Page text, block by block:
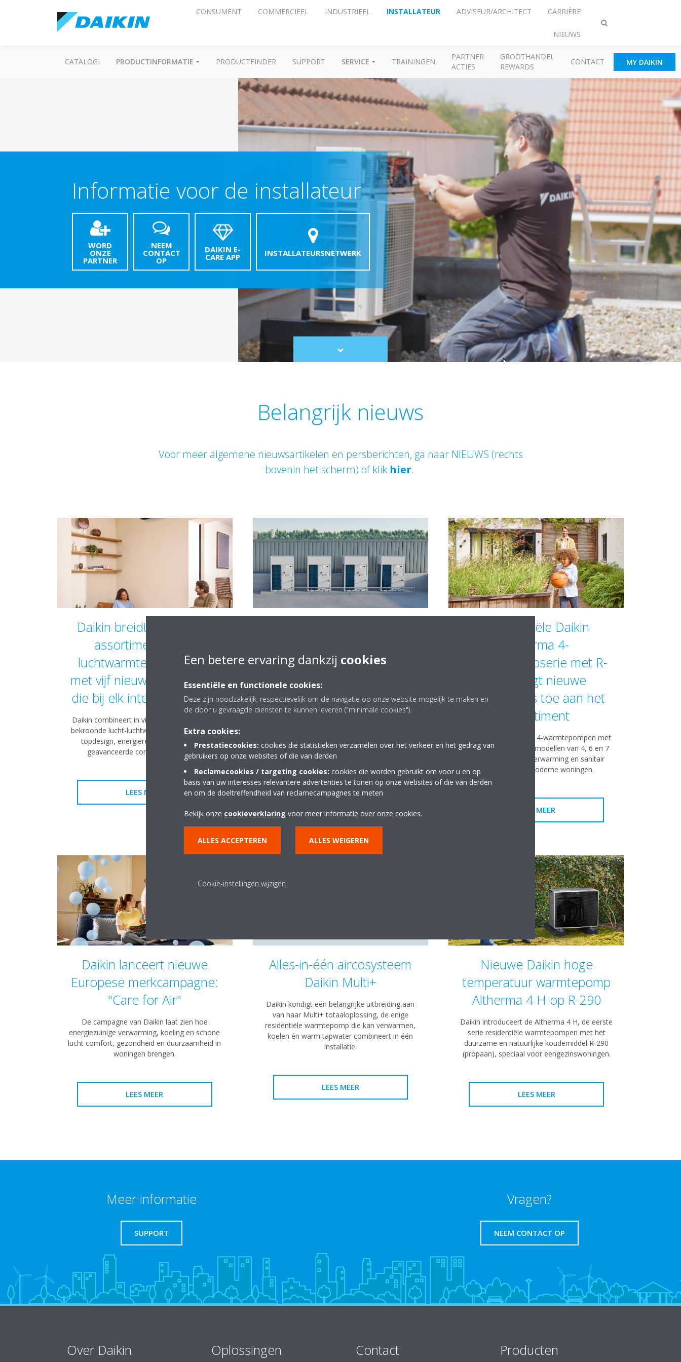
Zoeken
CONSUMENT COMMERCIEEL INDUSTRIEEL INSTALLATEUR ADVISEUR/ARCHITECT CARRIÈRE
NIEUWS
CATALOGI PRODUCTINFORMATIE PRODUCTFINDER SUPPORT SERVICE TRAININGEN
PARTNER
ACTIES
GROOTHANDEL
REWARDS
CONTACT MY DAIKIN
Informatie voor de installateur
WORD
ONZE
PARTNER
NEEM
CONTACT
OP
DAIKIN E-
CARE APP INSTALLATEURSNETWERK
Scroll
to
Belangrijk nieuws
Voor meer algemene nieuwsartikelen en persberichten, ga naar NIEUWS (rechts
bovenin het scherm) of klik hier.
Daikin breidt zijn Stylish-
assortiment lucht-
luchtwarmtepompen uit
met vijf nieuwe ontwerpen
die bij elk interieur passen
Daikin combineert in vijf nieuwe designs van
bekroonde lucht-luchtwarmtepompen Stylish
topdesign, energierendement A+++ en
geavanceerde comforttechnologie.
LEES MEER
toepassingen, van
residentieel tot industrieel
Daikin lanceert R-290-warmtepompen van 17
tot 2000 kW en bevordert zo decarbonisatie
LEES MEER
Residentiële Daikin
Altherma 4-
warmtepompserie met R-
290 voegt nieuwe
classificaties toe aan het
assortiment
Daikin breidt Altherma 4-warmtepompen met
R-290 uit met EPSKS-modellen van 4, 6 en 7
kW voor efficiënte verwarming en sanitair
warm water in moderne woningen.
LEES MEER
Daikin lanceert nieuwe
Europese merkcampagne:
"Care for Air"
De campagne van Daikin laat zien hoe
energiezuinige verwarming, koeling en schone
lucht comfort, gezondheid en duurzaamheid in
woningen brengen.
LEES MEER
Alles-in-één aircosysteem
Daikin Multi+
Daikin kondigt een belangrijke uitbreiding aan
van haar Multi+ totaaloplossing, de enige
residentiële warmtepomp die kan verwarmen,
koelen én warm tapwater combineert in één
installatie.
LEES MEER
Nieuwe Daikin hoge
temperatuur warmtepomp
Altherma 4 H op R-290
Daikin introduceert de Altherma 4 H, de eerste
serie residentiële warmtepompen met het
duurzame en natuurlijke koudemiddel R-290
(propaan), speciaal voor eengezinswoningen.
LEES MEER
Meer informatie
SUPPORT
Vragen?
NEEM CONTACT OP
Over Daikin Oplossingen Contact Producten
Een betere ervaring dankzij cookies
Essentiële en functionele cookies:
Deze zijn noodzakelijk, respectievelijk om de navigatie op onze website mogelijk te maken en
de door u gevraagde diensten te kunnen leveren ("minimale cookies").
Extra cookies:
Prestatiecookies: cookies die statistieken verzamelen over het verkeer en het gedrag van
gebruikers op onze websites of die van derden
Reclamecookies / targeting cookies: cookies die worden gebruikt om voor u en op
basis van uw interesses relevantere advertenties te tonen op onze websites of die van derden
en om de doeltreffendheid van reclamecampagnes te meten
Bekijk onze cookieverklaring voor meer informatie over onze cookies.
ALLES ACCEPTEREN ALLES WEIGEREN
Cookie-instellingen wijzigen